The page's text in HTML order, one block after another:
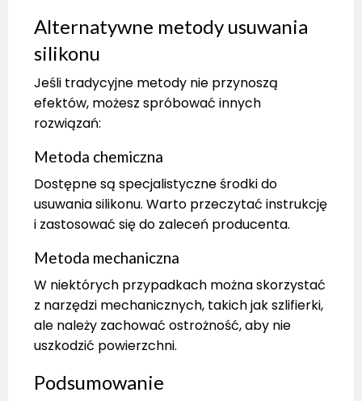
Alternatywne metody usuwania
silikonu
Jeśli tradycyjne metody nie przynoszą
efektów, możesz spróbować innych
rozwiązań:
Metoda chemiczna
Dostępne są specjalistyczne środki do
usuwania silikonu. Warto przeczytać instrukcję
i zastosować się do zaleceń producenta.
Metoda mechaniczna
W niektórych przypadkach można skorzystać
z narzędzi mechanicznych, takich jak szlifierki,
ale należy zachować ostrożność, aby nie
uszkodzić powierzchni.
Podsumowanie